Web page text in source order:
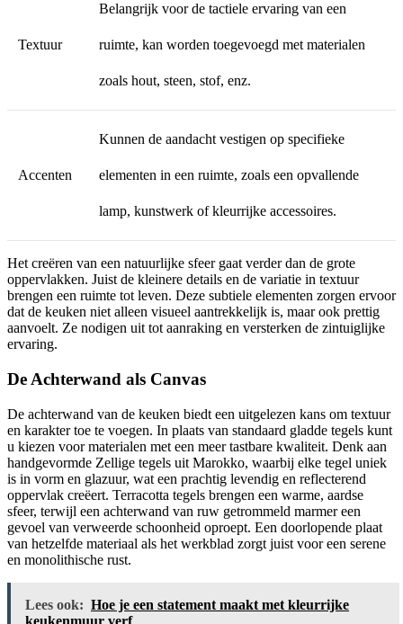
Textuur
Belangrijk voor de tactiele ervaring van een
ruimte, kan worden toegevoegd met materialen
zoals hout, steen, stof, enz.
Accenten
Kunnen de aandacht vestigen op specifieke
elementen in een ruimte, zoals een opvallende
lamp, kunstwerk of kleurrijke accessoires.
Het creëren van een natuurlijke sfeer gaat verder dan de grote
oppervlakken. Juist de kleinere details en de variatie in textuur
brengen een ruimte tot leven. Deze subtiele elementen zorgen ervoor
dat de keuken niet alleen visueel aantrekkelijk is, maar ook prettig
aanvoelt. Ze nodigen uit tot aanraking en versterken de zintuiglijke
ervaring.
De Achterwand als Canvas
De achterwand van de keuken biedt een uitgelezen kans om textuur
en karakter toe te voegen. In plaats van standaard gladde tegels kunt
u kiezen voor materialen met een meer tastbare kwaliteit. Denk aan
handgevormde Zellige tegels uit Marokko, waarbij elke tegel uniek
is in vorm en glazuur, wat een prachtig levendig en reflecterend
oppervlak creëert. Terracotta tegels brengen een warme, aardse
sfeer, terwijl een achterwand van ruw getrommeld marmer een
gevoel van verweerde schoonheid oproept. Een doorlopende plaat
van hetzelfde materiaal als het werkblad zorgt juist voor een serene
en monolithische rust.
Lees ook: Hoe je een statement maakt met kleurrijke
keukenmuur verf